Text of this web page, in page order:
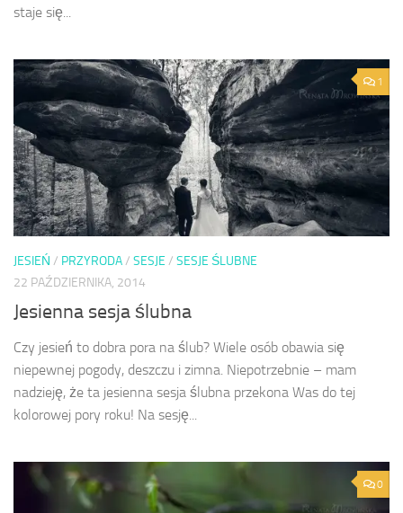
staje się...
1
JESIEŃ / PRZYRODA/ SESJE / SESJE ŚLUBNE
22 PAŹDZIERNIKA, 2014
Jesienna sesja ślubna
Czy jesień to dobra pora na ślub? Wiele osób obawia się
niepewnej pogody, deszczu i zimna. Niepotrzebnie – mam
nadzieję, że ta jesienna sesja ślubna przekona Was do tej
kolorowej pory roku! Na sesję...
0